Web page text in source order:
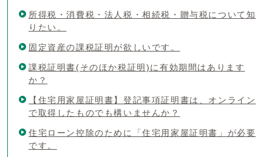
所得税・消費税・法人税・相続税・贈与税について知
りたい。
固定資産の課税証明が欲しいです。
課税証明書(そのほか税証明)に有効期間はあります
か？
【住宅用家屋証明書】登記事項証明書は、オンライン
で取得したものでも構いませんか？
住宅ローン控除のために「住宅用家屋証明書」が必要
です。